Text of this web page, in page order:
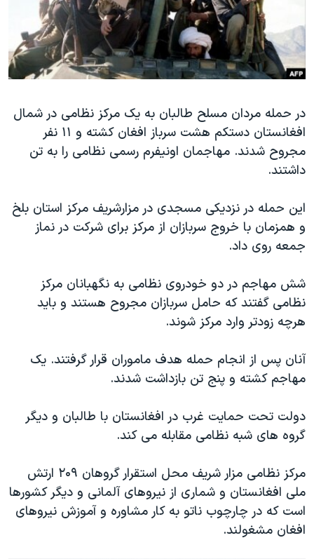
فرهنگ و زندگی
حقوق شهروندی
اقتصادی
اسرائیل در جنگ
گالری عکس
آرشیو پخش زنده
مستندها
انتخابات ریاست جمهوری آمریکا ۲۰۲۴
حمله جمهوری اسلامی به اسرائیل
ورزش زنان در ایران
اعتراضات زن، زندگی، آزادی
مجموعه مستندهای دادخواهی
دادگاه حمید نوری
چهل سال گروگان‌گیری
اعتراضات مردمی آبان ۹۸
اسرائیل در جنگ
همایش محافظه‌کاران آمریکا «سی‌پک»
سفر پرزیدنت ترامپ به چین
دنبال کنید
زبانهای مختلف
در حمله مردان مسلح طالبان به یک مرکز نظامی در شمال
افغانستان دستکم هشت سرباز افغان کشته و ۱۱ نفر
مجروح شدند. مهاجمان اونیفرم رسمی نظامی را به تن
داشتند.
این حمله در نزدیکی مسجدی در مزارشریف مرکز استان بلخ
و همزمان با خروج سربازان از مرکز برای شرکت در نماز
جمعه روی داد.
شش مهاجم در دو خودروی نظامی به نگهبانان مرکز
نظامی گفتند که حامل سربازان مجروح هستند و باید
هرچه زودتر وارد مرکز شوند.
آنان پس از انجام حمله هدف ماموران قرار گرفتند. یک
مهاجم کشته و پنج تن بازداشت شدند.
دولت تحت حمایت غرب در افغانستان با طالبان و دیگر
گروه های شبه نظامی مقابله می کند.
مرکز نظامی مزار شریف محل استقرار گروهان ۲۰۹ ارتش
ملی افغانستان و شماری از نیروهای آلمانی و دیگر کشورها
است که در چارچوب ناتو به کار مشاوره و آموزش نیروهای
افغان مشغولند.